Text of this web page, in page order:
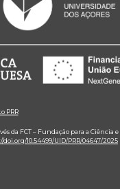
PRR
FCT – Fundação para a Ciência
doi.org/10.54499/UID/PRR/04647/2025